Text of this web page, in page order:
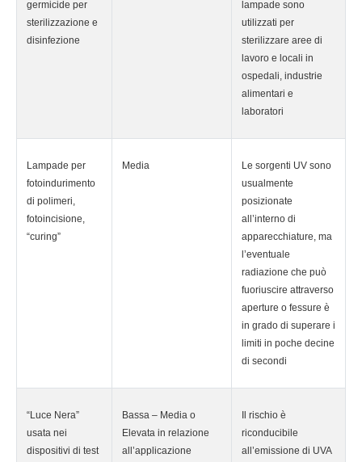
germicide per
sterilizzazione e
disinfezione
lampade sono
utilizzati per
sterilizzare aree di
lavoro e locali in
ospedali, industrie
alimentari e
laboratori
Lampade per
fotoindurimento
di polimeri,
fotoincisione,
“curing”
Media
Le sorgenti UV sono
usualmente
posizionate
all’interno di
apparecchiature, ma
l’eventuale
radiazione che può
fuoriuscire attraverso
aperture o fessure è
in grado di superare i
limiti in poche decine
di secondi
“Luce Nera”
usata nei
dispositivi di test
Bassa – Media o
Elevata in relazione
all’applicazione
Il rischio è
riconducibile
all’emissione di UVA